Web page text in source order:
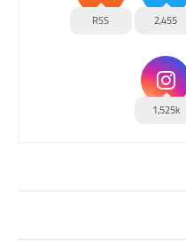
2,455
RSS
1,525k